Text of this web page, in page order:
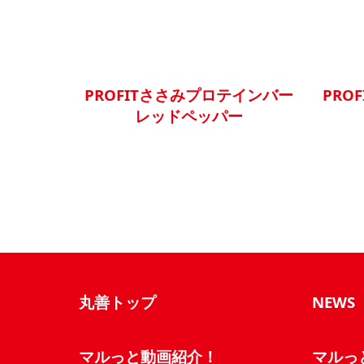
PROFITささみプロテインバー
レッドペッパー
丸善トップ NEWS
マルっと動画紹介！ マルっ